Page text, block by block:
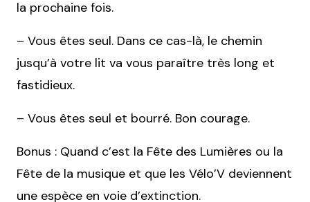
la prochaine fois.
– Vous êtes seul. Dans ce cas-là, le chemin
jusqu’à votre lit va vous paraître très long et
fastidieux.
– Vous êtes seul et bourré. Bon courage.
Bonus : Quand c’est la Fête des Lumières ou la
Fête de la musique et que les Vélo’V deviennent
une espèce en voie d’extinction.